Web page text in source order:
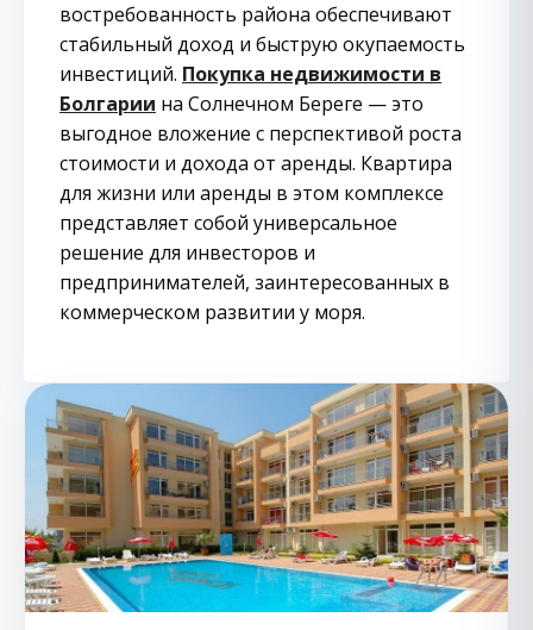
востребованность района обеспечивают
стабильный доход и быструю окупаемость
инвестиций. Покупка недвижимости в
Болгарии на Солнечном Береге — это
выгодное вложение с перспективой роста
стоимости и дохода от аренды. Квартира
для жизни или аренды в этом комплексе
представляет собой универсальное
решение для инвесторов и
предпринимателей, заинтересованных в
коммерческом развитии у моря.